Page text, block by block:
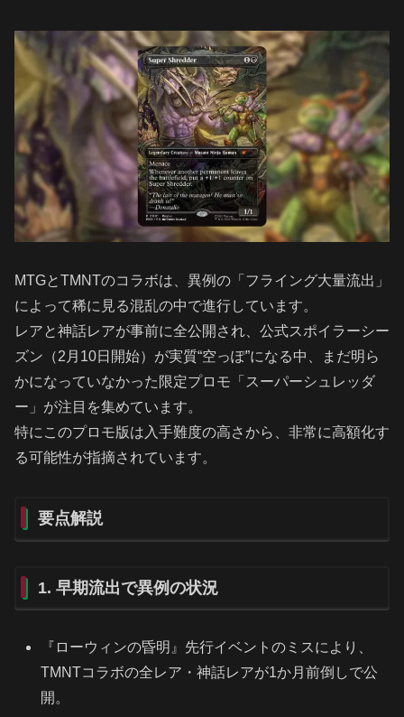
MTGとTMNTのコラボは、異例の「フライング大量流出」
によって稀に見る混乱の中で進行しています。
レアと神話レアが事前に全公開され、公式スポイラーシー
ズン（2月10日開始）が実質“空っぽ”になる中、まだ明ら
かになっていなかった限定プロモ「スーパーシュレッダ
ー」が注目を集めています。
特にこのプロモ版は入手難度の高さから、非常に高額化す
る可能性が指摘されています。
要点解説
1. 早期流出で異例の状況
『ローウィンの昏明』先行イベントのミスにより、
TMNTコラボの全レア・神話レアが1か月前倒しで公
開。